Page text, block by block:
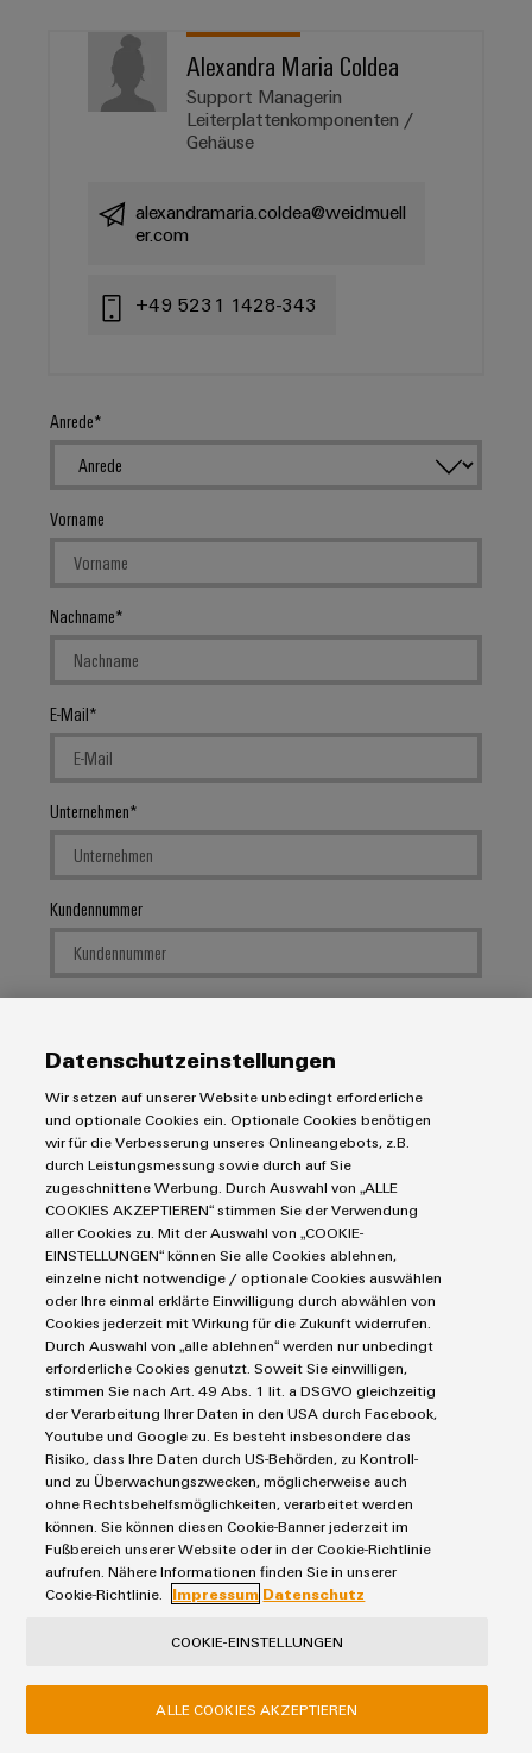
Alexandra Maria Coldea
Support Managerin
Leiterplattenkomponenten /
Gehäuse
alexandramaria.coldea@weidmuell
er.com
+49 5231 1428-343
Anrede
Vorname
Nachname
E-Mail
Unternehmen
Kundennummer
Straße
Stadt
Postleitzahl
Nachricht
Ich möchte zurückgerufen werden
DieDatenschutzerklärungmit weiteren Informationen habe
ich zur Kenntnis genommen
Datenschutzeinstellungen
Wir setzen auf unserer Website unbedingt erforderliche
und optionale Cookies ein. Optionale Cookies benötigen
wir für die Verbesserung unseres Onlineangebots, z.B.
durch Leistungsmessung sowie durch auf Sie
zugeschnittene Werbung. Durch Auswahl von „ALLE
COOKIES AKZEPTIEREN“ stimmen Sie der Verwendung
aller Cookies zu. Mit der Auswahl von „COOKIE-
EINSTELLUNGEN“ können Sie alle Cookies ablehnen,
einzelne nicht notwendige / optionale Cookies auswählen
oder Ihre einmal erklärte Einwilligung durch abwählen von
Cookies jederzeit mit Wirkung für die Zukunft widerrufen.
Durch Auswahl von „alle ablehnen“ werden nur unbedingt
erforderliche Cookies genutzt. Soweit Sie einwilligen,
stimmen Sie nach Art. 49 Abs. 1 lit. a DSGVO gleichzeitig
der Verarbeitung Ihrer Daten in den USA durch Facebook,
Youtube und Google zu. Es besteht insbesondere das
Risiko, dass Ihre Daten durch US-Behörden, zu Kontroll-
und zu Überwachungszwecken, möglicherweise auch
ohne Rechtsbehelfsmöglichkeiten, verarbeitet werden
können. Sie können diesen Cookie-Banner jederzeit im
Fußbereich unserer Website oder in der Cookie-Richtlinie
aufrufen. Nähere Informationen finden Sie in unserer
Cookie-Richtlinie.
Impressum Datenschutz
COOKIE-EINSTELLUNGEN
ALLE COOKIES AKZEPTIEREN